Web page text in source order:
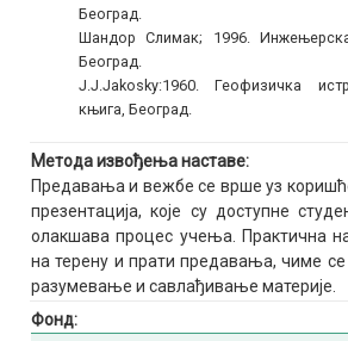
Београд.
Шандор Слимак; 1996.
Београд.
Ј.Ј.Јakosky:1960. Геофизичка
књига, Београд.
Метода извођења наставе:
Предавања и вежбе се врше уз
презентација, које су доступне
олакшава процес учења. Практична
на терену и прати предавања, чиме се
разумевање и савлађивање материје.
Фонд: